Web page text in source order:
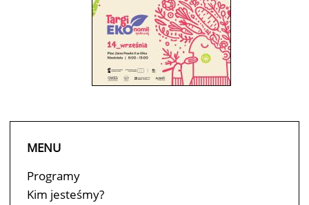
MENU
Programy
Kim jesteśmy?